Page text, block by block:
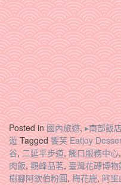
Posted in國內旅遊,▸南部飯
遊Tagged饗芙 Eatjoy
谷,二延平步道,觸口服務中心
肉飯,觀峰品茗,臺灣花磚博物
樹腳阿欽伯粉圓,梅花鹿,阿里